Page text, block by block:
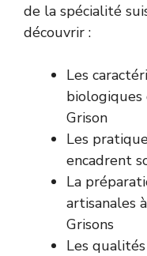
de la spécialité
découvrir :
Les
biologiques
Grison
Les
encadrent
La
artisanales
Grisons
Les